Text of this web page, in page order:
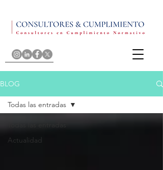
BLOG
Actualidad
Todas las entradas